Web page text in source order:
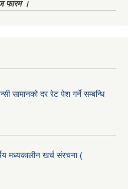
फारम ।
सामानको दर रेट पेश गर्ने सम्बन्धि
मध्यकालीन खर्च संरचना (